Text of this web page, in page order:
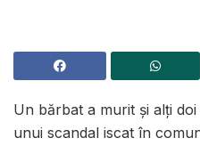
Un bărbat a murit şi alţi
unui scandal iscat în